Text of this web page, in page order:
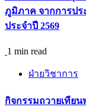
ภูมิภาค จากการปร
ประจำปี 2569
1 min read
ฝ่ายวิชาการ
กิจกรรมถวายเทียน